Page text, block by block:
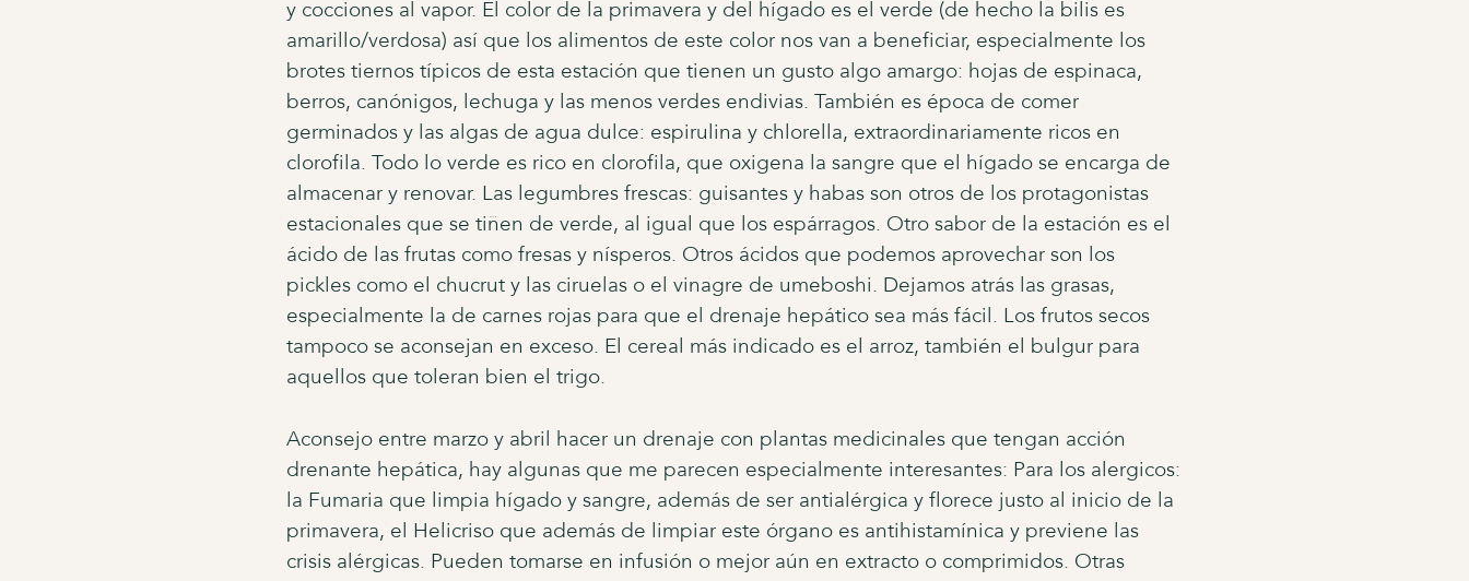
y cocciones al vapor. El color de la primavera y del hígado es el verde (de hecho la bilis es
amarillo/verdosa) así que los alimentos de este color nos van a beneficiar, especialmente los
brotes tiernos típicos de esta estación que tienen un gusto algo amargo: hojas de espinaca,
berros, canónigos, lechuga y las menos verdes endivias. También es época de comer
germinados y las algas de agua dulce: espirulina y chlorella, extraordinariamente ricos en
clorofila. Todo lo verde es rico en clorofila, que oxigena la sangre que el hígado se encarga de
almacenar y renovar. Las legumbres frescas: guisantes y habas son otros de los protagonistas
estacionales que se tiñen de verde, al igual que los espárragos. Otro sabor de la estación es el
ácido de las frutas como fresas y nísperos. Otros ácidos que podemos aprovechar son los
pickles como el chucrut y las ciruelas o el vinagre de umeboshi. Dejamos atrás las grasas,
especialmente la de carnes rojas para que el drenaje hepático sea más fácil. Los frutos secos
tampoco se aconsejan en exceso. El cereal más indicado es el arroz, también el bulgur para
aquellos que toleran bien el trigo.
Aconsejo entre marzo y abril hacer un drenaje con plantas medicinales que tengan acción
drenante hepática, hay algunas que me parecen especialmente interesantes: Para los alergicos:
la Fumaria que limpia hígado y sangre, además de ser antialérgica y florece justo al inicio de la
primavera, el Helicriso que además de limpiar este órgano es antihistamínica y previene las
crisis alérgicas. Pueden tomarse en infusión o mejor aún en extracto o comprimidos. Otras